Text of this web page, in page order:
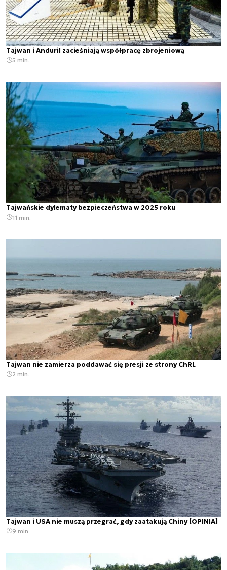
Tajwan i Anduril zacieśniają współpracę zbrojeniową
5 min.
Tajwańskie dylematy bezpieczeństwa w 2025 roku
11 min.
Tajwan nie zamierza poddawać się presji ze strony ChRL
2 min.
Tajwan i USA nie muszą przegrać, gdy zaatakują Chiny [OPINIA]
9 min.